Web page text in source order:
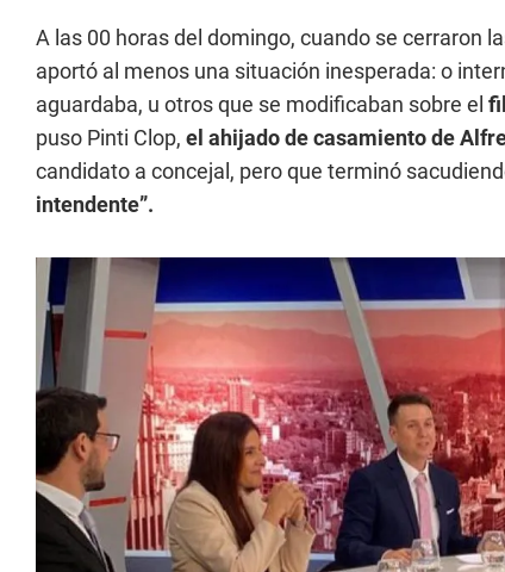
A las 00 horas del domingo, cuando se cerraron
aportó al menos una situación inesperada: o
aguardaba, u otros que se modificaban sobre el
puso Pinti Clop, el ahijado de casamiento de
candidato a concejal, pero que terminó
intendente”.